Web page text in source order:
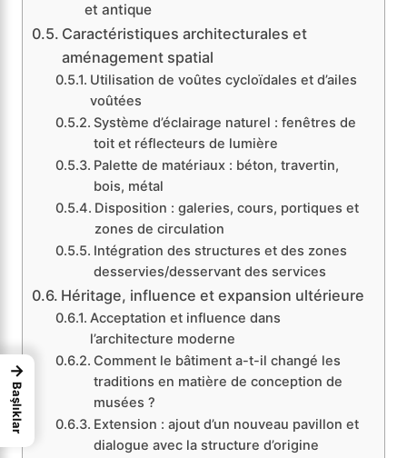
et antique
Caractéristiques architecturales et
aménagement spatial
Utilisation de voûtes cycloïdales et d’ailes
voûtées
Système d’éclairage naturel : fenêtres de
toit et réflecteurs de lumière
Palette de matériaux : béton, travertin,
bois, métal
Disposition : galeries, cours, portiques et
zones de circulation
Intégration des structures et des zones
desservies/desservant des services
Héritage, influence et expansion ultérieure
Acceptation et influence dans
l’architecture moderne
Comment le bâtiment a-t-il changé les
traditions en matière de conception de
musées ?
Extension : ajout d’un nouveau pavillon et
dialogue avec la structure d’origine
→
Başlıklar